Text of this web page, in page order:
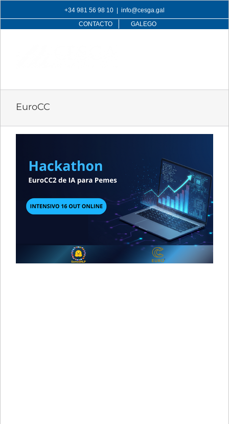
to
content
+34 981 56 98 10
info@cesga.gal
CONTACTO
GALEGO
EuroCC